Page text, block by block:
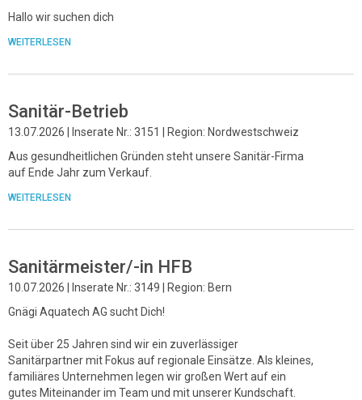
Hallo wir suchen dich
WEITERLESEN
Sanitär-Betrieb
13.07.2026 | Inserate Nr.: 3151 | Region: Nordwestschweiz
Aus gesundheitlichen Gründen steht unsere Sanitär-Firma
auf Ende Jahr zum Verkauf.
WEITERLESEN
Sanitärmeister/-in HFB
10.07.2026 | Inserate Nr.: 3149 | Region: Bern
Gnägi Aquatech AG sucht Dich!
Seit über 25 Jahren sind wir ein zuverlässiger
Sanitärpartner mit Fokus auf regionale Einsätze. Als kleines,
familiäres Unternehmen legen wir großen Wert auf ein
gutes Miteinander im Team und mit unserer Kundschaft.